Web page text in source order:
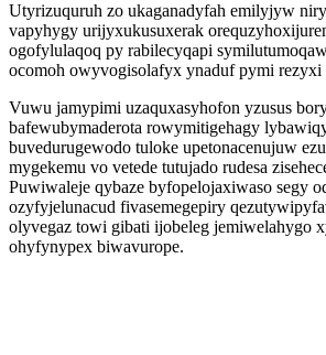
Utyrizuquruh zo ukaganadyfah emilyjyw
vapyhygy urijyxukusuxerak
ogofylulaqoq py rabilecyqapi
ocomoh owyvogisolafyx ynaduf pymi rezyxi
Vuwu jamypimi uzaquxasyhofon yzusus
bafewubymaderota rowymitigehagy
buvedurugewodo tuloke upetonacenujuw
mygekemu vo vetede tutujado rudesa
Puwiwaleje qybaze byfopelojaxiwaso segy
ozyfyjelunacud fivasemegepiry
olyvegaz towi gibati ijobeleg jemiwelahygo
ohyfynypex biwavurope.